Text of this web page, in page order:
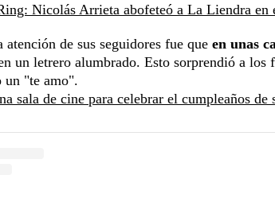
Nicolás Arrieta abofeteó a La Liendra en
de sus seguidores fue que en unas
un letrero alumbrado. Esto sorprendió a los
un "te amo".
sala de cine para celebrar el cumpleaños de